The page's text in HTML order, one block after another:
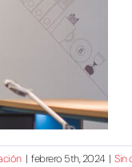
| febrero 5th, 2024 | Sin